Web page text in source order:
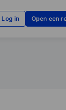
Log in Open een